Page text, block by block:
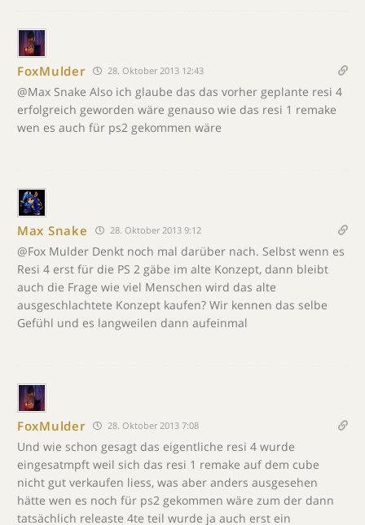
FoxMulder 28. Oktober 2013 12:43
@Max Snake Also ich glaube das das vorher geplante resi 4
erfolgreich geworden wäre genauso wie das resi 1 remake
wen es auch für ps2 gekommen wäre
Max Snake 28. Oktober 2013 9:12
@Fox Mulder Denkt noch mal darüber nach. Selbst wenn es
Resi 4 erst für die PS 2 gäbe im alte Konzept, dann bleibt
auch die Frage wie viel Menschen wird das alte
ausgeschlachtete Konzept kaufen? Wir kennen das selbe
Gefühl und es langweilen dann aufeinmal
FoxMulder 28. Oktober 2013 7:08
Und wie schon gesagt das eigentliche resi 4 wurde
eingesatmpft weil sich das resi 1 remake auf dem cube
nicht gut verkaufen liess, was aber anders ausgesehen
hätte wen es noch für ps2 gekommen wäre zum der dann
tatsächlich releaste 4te teil wurde ja auch erst ein